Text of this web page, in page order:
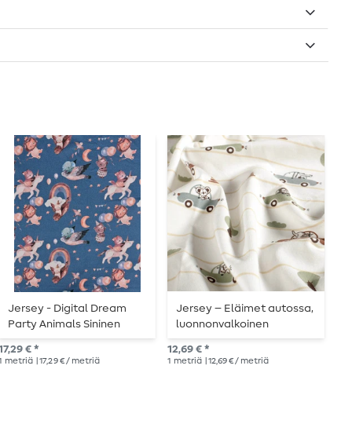
Jersey - Digital Dream
Party Animals Sininen
€ *
metriä | 17,29 € / metriä
Jersey – Eläimet autossa,
luonnonvalkoinen
12,69 € *
1 metriä | 12,69 € / metriä